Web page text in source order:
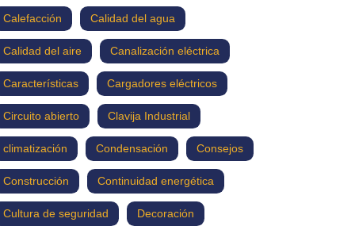
Calefacción Calidad del agua
Calidad del aire Canalización eléctrica
Características Cargadores eléctricos
Circuito abierto Clavija Industrial
climatización Condensación Consejos
Construcción Continuidad energética
Cultura de seguridad Decoración